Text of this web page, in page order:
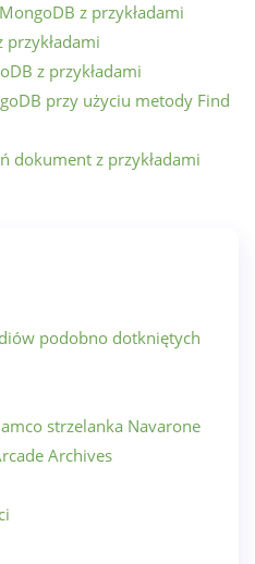
z przykładami
przykładami
z przykładami
przy użyciu metody Find
dokument z przykładami
podobno dotkniętych
strzelanka Navarone
Archives